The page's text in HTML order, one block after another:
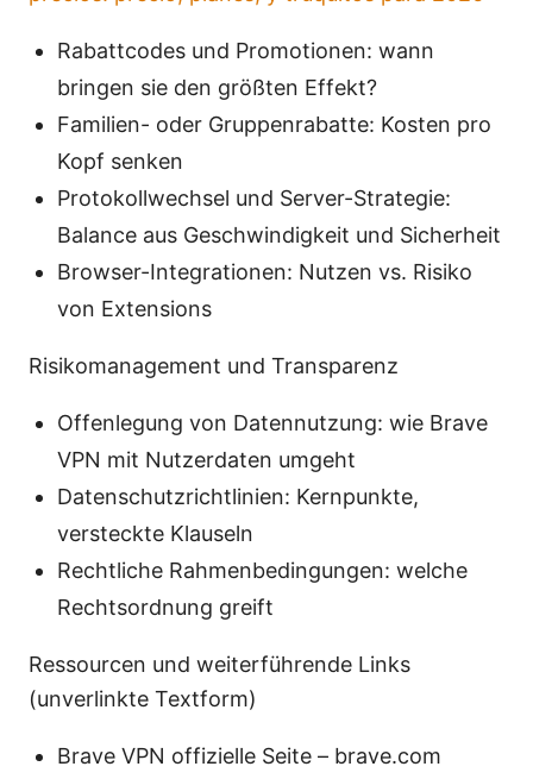
Rabattcodes und Promotionen: wann
bringen sie den größten Effekt?
Familien- oder Gruppenrabatte: Kosten pro
Kopf senken
Protokollwechsel und Server-Strategie:
Balance aus Geschwindigkeit und Sicherheit
Browser-Integrationen: Nutzen vs. Risiko
von Extensions
Risikomanagement und Transparenz
Offenlegung von Datennutzung: wie Brave
VPN mit Nutzerdaten umgeht
Datenschutzrichtlinien: Kernpunkte,
versteckte Klauseln
Rechtliche Rahmenbedingungen: welche
Rechtsordnung greift
Ressourcen und weiterführende Links
(unverlinkte Textform)
Brave VPN offizielle Seite – brave.com